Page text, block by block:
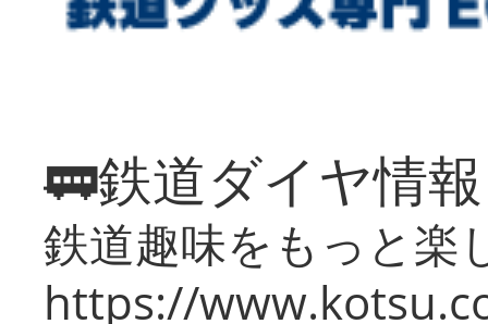
🚃鉄道ダイヤ情
鉄道趣味をもっと楽
https://